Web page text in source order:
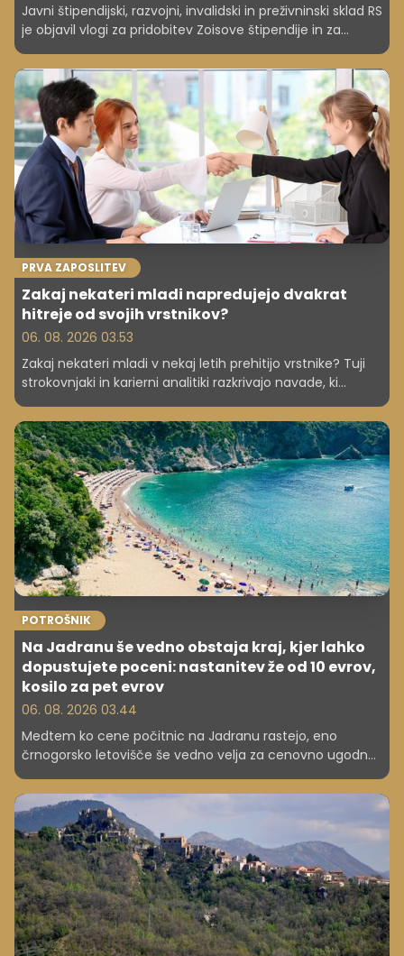
Javni štipendijski, razvojni, invalidski in preživninski sklad RS
je objavil vlogi za pridobitev Zoisove štipendije in za
za vložitev vloge za deficitarne poklice in Zoisove
štipendije za dijake je 30. september, za Zoisovo
štipendijo za študente pa je rok 30. oktobra.
PRVA ZAPOSLITEV
Zakaj nekateri mladi napredujejo dvakrat
hitreje od svojih vrstnikov?
06. 08. 2026 03.53
Zakaj nekateri mladi v nekaj letih prehitijo vrstnike? Tuji
strokovnjaki in karierni analitiki razkrivajo navade, ki
POTROŠNIK
Na Jadranu še vedno obstaja kraj, kjer lahko
dopustujete poceni: nastanitev že od 10 evrov,
kosilo za pet evrov
06. 08. 2026 03.44
Medtem ko cene počitnic na Jadranu rastejo, eno
črnogorsko letovišče še vedno velja za cenovno ugodno
družine.